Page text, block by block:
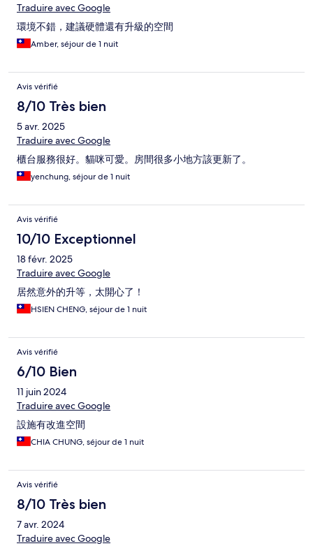
Traduire avec Google
環境不錯，建議硬體還有升級的空間
Amber, séjour de 1 nuit
Avis vérifié
8/10 Très bien
5 avr. 2025
Traduire avec Google
櫃台服務很好。貓咪可愛。房間很多小地方該更新了。
yenchung, séjour de 1 nuit
Avis vérifié
10/10 Exceptionnel
18 févr. 2025
Traduire avec Google
居然意外的升等，太開心了！
HSIEN CHENG, séjour de 1 nuit
Avis vérifié
6/10 Bien
11 juin 2024
Traduire avec Google
設施有改進空間
CHIA CHUNG, séjour de 1 nuit
Avis vérifié
8/10 Très bien
7 avr. 2024
Traduire avec Google